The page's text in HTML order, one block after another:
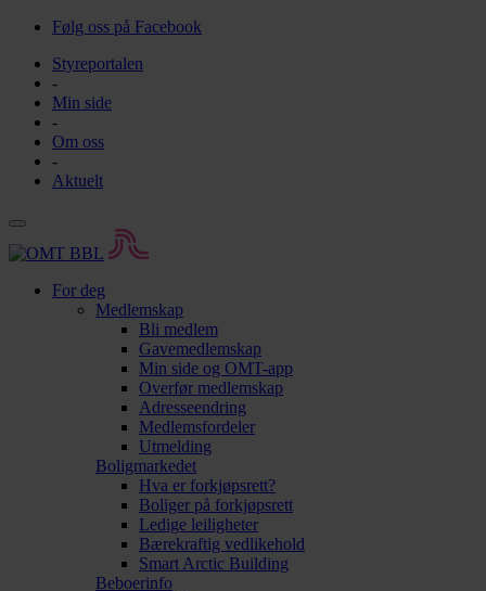
Følg oss på Facebook
Styreportalen
-
Min side
-
Om oss
-
Aktuelt
For deg
Medlemskap
Bli medlem
Gavemedlemskap
Min side og OMT-app
Overfør medlemskap
Adresseendring
Medlemsfordeler
Utmelding
Boligmarkedet
Hva er forkjøpsrett?
Boliger på forkjøpsrett
Ledige leiligheter
Bærekraftig vedlikehold
Smart Arctic Building
Beboerinfo